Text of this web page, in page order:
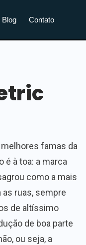
Blog Contato
famas da
é à toa: a marca
como a mais
as ruas, sempre
de altíssimo
de boa parte
ou seja, a